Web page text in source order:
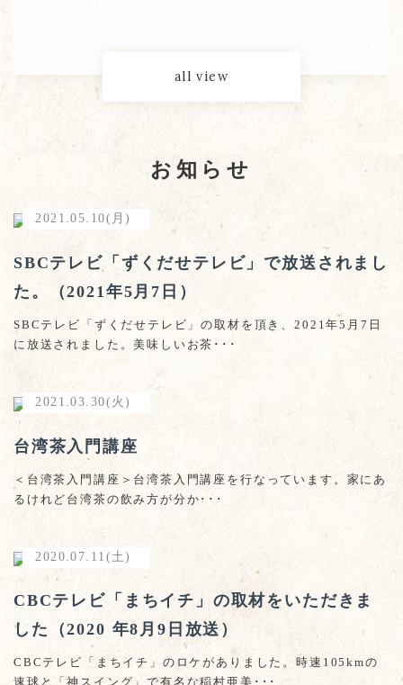
all view
お知らせ
2021.05.10(月)
SBCテレビ「ずくだせテレビ」で放送されまし
た。（2021年5月7日）
SBCテレビ「ずくだせテレビ」の取材を頂き、2021年5月7日
に放送されました。美味しいお茶･･･
2021.03.30(火)
台湾茶入門講座
＜台湾茶入門講座＞台湾茶入門講座を行なっています。家にあ
るけれど台湾茶の飲み方が分か･･･
2020.07.11(土)
CBCテレビ「まちイチ」の取材をいただきま
した（2020 年8月9日放送）
CBCテレビ「まちイチ」のロケがありました。時速105kmの